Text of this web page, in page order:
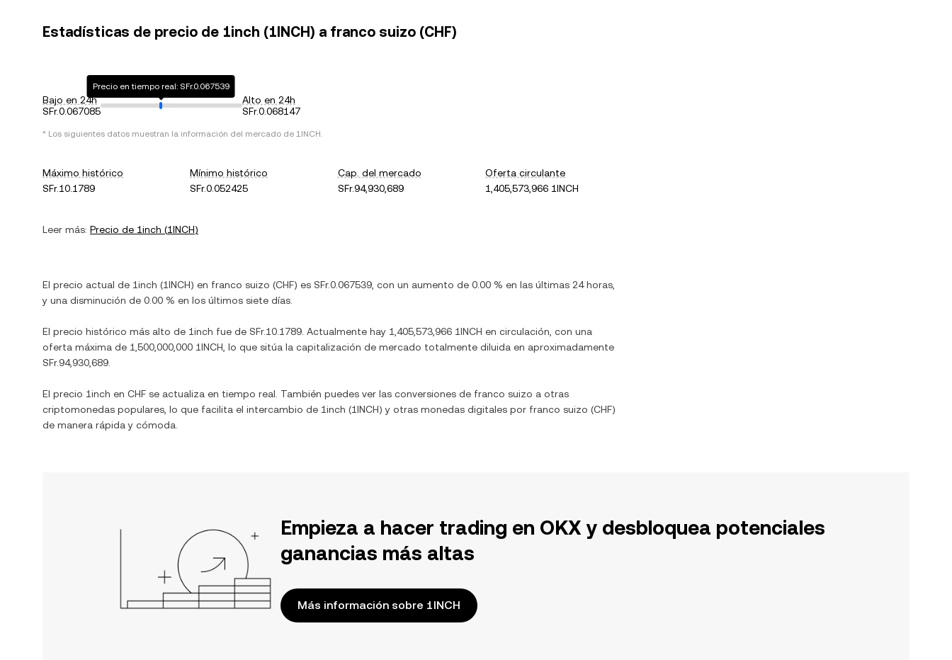
Estadísticas de precio de 1inch (1INCH) a franco suizo (CHF)
Bajo en 24h
SFr.0.067085
Precio en tiempo real: SFr.0.067539
Alto en 24h
SFr.0.068147
* Los siguientes datos muestran la información del mercado de 1INCH.
Máximo histórico
SFr.10.1789
Mínimo histórico
SFr.0.052425
Cap. del mercado
SFr.94,930,689
Oferta circulante
1,405,573,966 1INCH
Leer más: Precio de 1inch (1INCH)
El precio actual de 1inch (1INCH) en franco suizo (CHF) es SFr.0.067539 , con un aumento de 0.00 % en las últimas 24 horas,
y una disminución de 0.00 % en los últimos siete días.
El precio histórico más alto de 1inch fue de SFr.10.1789 . Actualmente hay 1,405,573,966 1INCH en circulación, con una
oferta máxima de 1,500,000,000 1INCH , lo que sitúa la capitalización de mercado totalmente diluida en aproximadamente
SFr.94,930,689
El precio 1inch en CHF se actualiza en tiempo real. También puedes ver las conversiones de franco suizo a otras
criptomonedas populares, lo que facilita el intercambio de 1inch (1INCH) y otras monedas digitales por franco suizo (CHF)
de manera rápida y cómoda.
Empieza a hacer trading en OKX y desbloquea potenciales
ganancias más altas
Más información sobre 1INCH